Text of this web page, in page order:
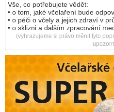
Vše, co potřebujete vědět:
• o tom, jaké včelaření bude
• o péči o včely a jejich zdraví v
• o sklizni a dalším zpracování
(vyhrazujeme si právo měnit tyto